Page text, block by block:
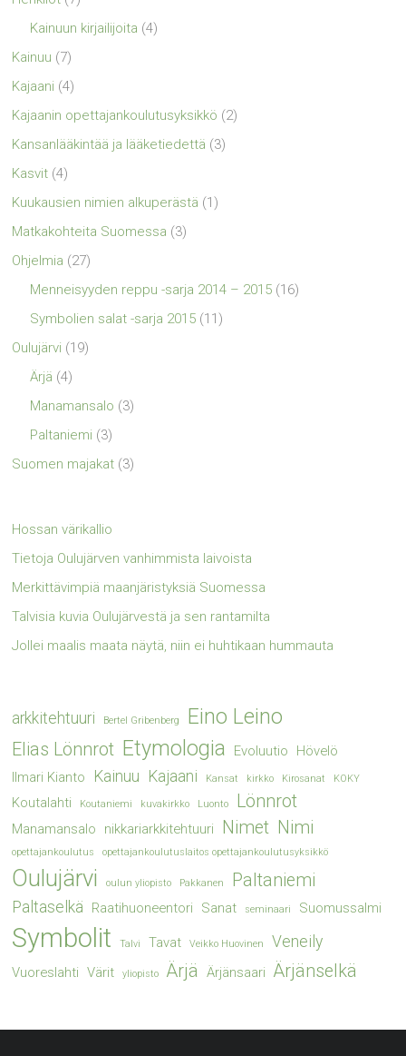
Kainuun kirjailijoita (4)
Kainuu (7)
Kajaani (4)
Kajaanin opettajankoulutusyksikkö (2)
Kansanlääkintää ja lääketiedettä (3)
Kasvit (4)
Kuukausien nimien alkuperästä (1)
Matkakohteita Suomessa (3)
Ohjelmia (27)
Menneisyyden reppu -sarja 2014 – 2015 (16)
Symbolien salat -sarja 2015 (11)
Oulujärvi (19)
Ärjä (4)
Manamansalo (3)
Paltaniemi (3)
Suomen majakat (3)
Hossan värikallio
Tietoja Oulujärven vanhimmista laivoista
Merkittävimpiä maanjäristyksiä Suomessa
Talvisia kuvia Oulujärvestä ja sen rantamilta
Jollei maalis maata näytä, niin ei huhtikaan hummauta
arkkitehtuuri Bertel Gribenberg Eino Leino
Elias Lönnrot Etymologia Evoluutio
Hövelö
Ilmari Kianto
Kainuu Kajaani Kansat kirkko Kirosanat KOKY
Koutalahti Koutaniemi kuvakirkko Luonto Lönnrot
Manamansalo nikkariarkkitehtuuri Nimet Nimi
opettajankoulutus opettajankoulutuslaitos opettajankoulutusyksikkö
Oulujärvi oulun yliopisto Pakkanen Paltaniemi
Paltaselkä Raatihuoneentori Sanat seminaari Suomussalmi
Symbolit Talvi Tavat Veikko Huovinen Veneily
Vuoreslahti Värit yliopisto Ärjä Ärjänsaari Ärjänselkä